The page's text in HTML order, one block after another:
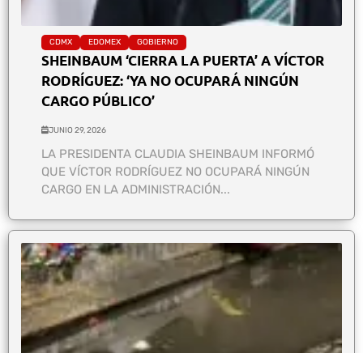
CDMX EDOMEX GOBIERNO
SHEINBAUM ‘CIERRA LA PUERTA’ A VÍCTOR
RODRÍGUEZ: ‘YA NO OCUPARÁ NINGÚN
CARGO PÚBLICO’
JUNIO 29, 2026
LA PRESIDENTA CLAUDIA SHEINBAUM INFORMÓ
QUE VÍCTOR RODRÍGUEZ NO OCUPARÁ NINGÚN
CARGO EN LA ADMINISTRACIÓN...